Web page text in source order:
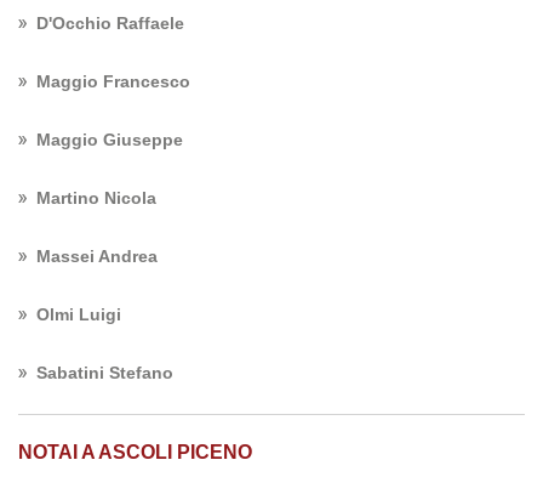
D'Occhio Raffaele
Maggio Francesco
Maggio Giuseppe
Martino Nicola
Massei Andrea
Olmi Luigi
Sabatini Stefano
NOTAI A ASCOLI PICENO